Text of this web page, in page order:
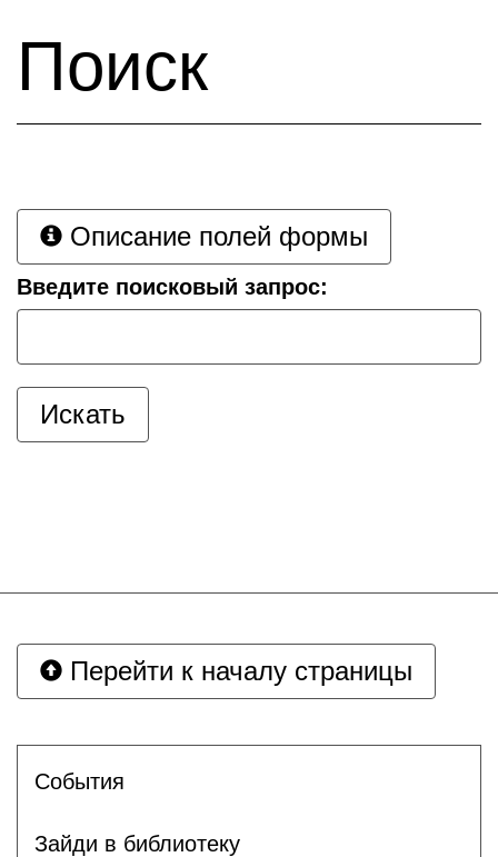
Поиск
Описание полей формы
Введите поисковый запрос:
Перейти к началу страницы
События
Зайди в библиотеку